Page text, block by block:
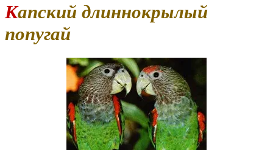
Капский длиннокрылый
попугай